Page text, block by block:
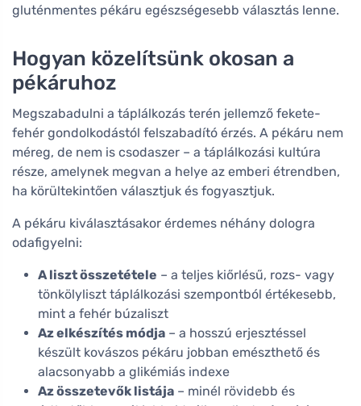
gluténmentes pékáru egészségesebb választás lenne.
Hogyan közelítsünk okosan a
pékáruhoz
Megszabadulni a táplálkozás terén jellemző fekete-
fehér gondolkodástól felszabadító érzés. A pékáru nem
méreg, de nem is csodaszer – a táplálkozási kultúra
része, amelynek megvan a helye az emberi étrendben,
ha körültekintően választjuk és fogyasztjuk.
A pékáru kiválasztásakor érdemes néhány dologra
odafigyelni:
A liszt összetétele – a teljes kiőrlésű, rozs- vagy
tönkölyliszt táplálkozási szempontból értékesebb,
mint a fehér búzaliszt
Az elkészítés módja – a hosszú erjesztéssel
készült kovászos pékáru jobban emészthető és
alacsonyabb a glikémiás indexe
Az összetevők listája – minél rövidebb és